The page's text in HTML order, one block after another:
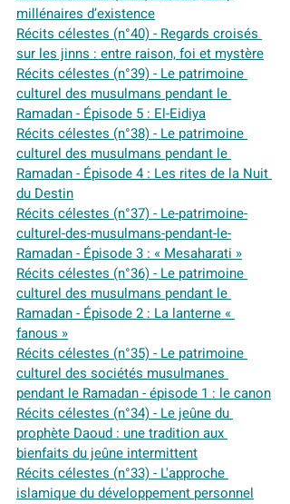
millénaires d’existence
Récits célestes (n°40) - Regards croisés
sur les jinns : entre raison, foi et mystère
Récits célestes (n°39) - Le patrimoine
culturel des musulmans pendant le
Ramadan - Épisode 5 : El-Eidiya
Récits célestes (n°38) - Le patrimoine
culturel des musulmans pendant le
Ramadan - Épisode 4 : Les rites de la Nuit
du Destin
Récits célestes (n°37) - Le-patrimoine-
culturel-des-musulmans-pendant-le-
Ramadan - Épisode 3 : « Mesaharati »
Récits célestes (n°36) - Le patrimoine
culturel des musulmans pendant le
Ramadan - Épisode 2 : La lanterne «
fanous »
Récits célestes (n°35) - Le patrimoine
culturel des sociétés musulmanes
pendant le Ramadan - épisode 1 : le canon
Récits célestes (n°34) - Le jeûne du
prophète Daoud : une tradition aux
bienfaits du jeûne intermittent
Récits célestes (n°33) - L'approche
islamique du développement personnel